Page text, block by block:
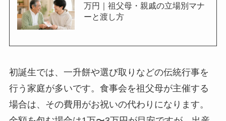
万円｜祖父母・親戚の立場別マナ
ーと渡し方
初誕生では、一升餅や選び取りなどの伝統行事を
行う家庭が多いです。食事会を祖父母が主催する
場合は、その費用がお祝いの代わりになります。